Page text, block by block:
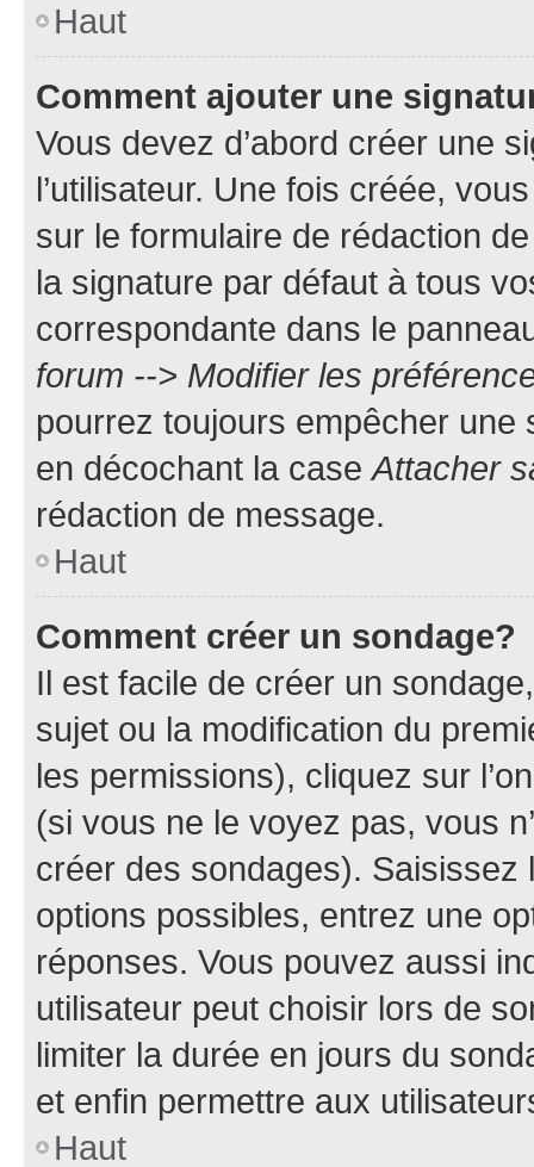
Haut
Comment ajouter une
Vous devez d’abord créer une
l’utilisateur. Une fois créée,
sur le formulaire de rédaction
la signature par défaut à tous
correspondante dans le
forum --> Modifier les
pourrez toujours empêcher une
en décochant la caseAttacher
rédaction de message.
Haut
Comment créer un sondage?
Il est facile de créer un
sujet ou la modification du
les permissions), cliquez sur
(si vous ne le voyez pas, vous
créer des sondages).
options possibles, entrez une
réponses. Vous pouvez aussi
utilisateur peut choisir lors de
limiter la durée en jours du
et enfin permettre aux
Haut